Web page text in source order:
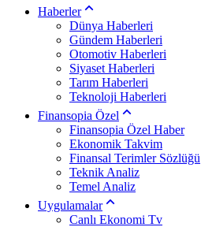
Haberler
Dünya Haberleri
Gündem Haberleri
Otomotiv Haberleri
Siyaset Haberleri
Tarım Haberleri
Teknoloji Haberleri
Finansopia Özel
Finansopia Özel Haber
Ekonomik Takvim
Finansal Terimler Sözlüğü
Teknik Analiz
Temel Analiz
Uygulamalar
Canlı Ekonomi Tv